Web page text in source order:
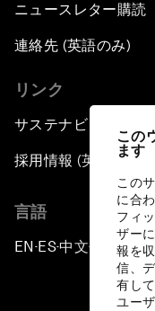
この
ます
この
に合
フィ
ザー
報を
信、
有し
ユー
ニュースレター購読
連絡先 (英語のみ)
リンク
サステナビリティへ
採用情報 (英語のみ)
言語
EN ▪ES▪中文▪ 日本語